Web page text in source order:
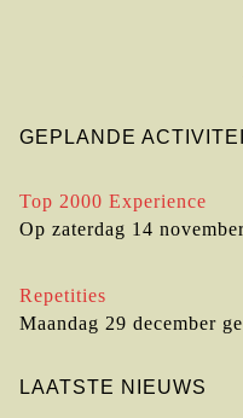
GEPLANDE
Top 2000 Experience
Op zaterdag 14
Repetities
Maandag 29 december
LAATSTE NIEUWS